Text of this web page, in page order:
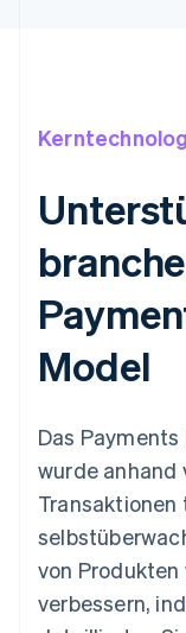
Model
Das
wurde anhand
von
verbessern,